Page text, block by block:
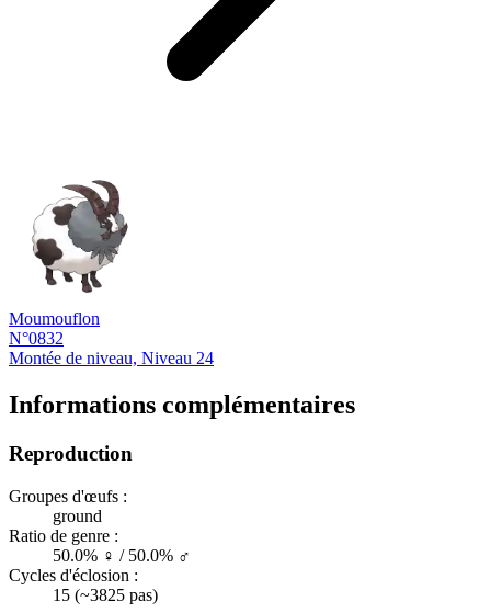
Moumouflon
N°0832
Montée de niveau, Niveau 24
Informations complémentaires
Reproduction
Groupes d'œufs :
ground
Ratio de genre :
50.0% ♀ / 50.0% ♂
Cycles d'éclosion :
15 (~3825 pas)